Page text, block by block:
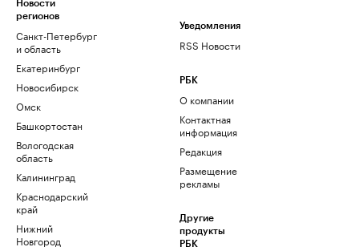
Новости
регионов
Санкт-Петербург
и область
Екатеринбург
Новосибирск
Омск
Башкортостан
Вологодская
область
Калининград
Краснодарский
край
Нижний
Новгород
Уведомления
RSS Новости
РБК
О компании
Контактная
информация
Редакция
Размещение
рекламы
Другие
продукты
РБК